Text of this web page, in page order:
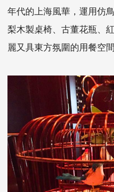
年代的上海風華，運用仿
梨木製桌椅、古董花瓶、
麗又具東方氛圍的用餐空間